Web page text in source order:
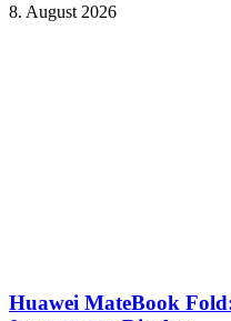
8. August 2026
Huawei MateBook